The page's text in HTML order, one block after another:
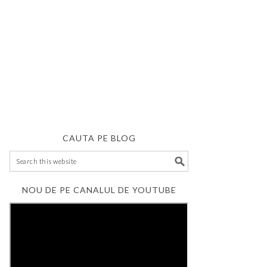
CAUTA PE BLOG
NOU DE PE CANALUL DE YOUTUBE